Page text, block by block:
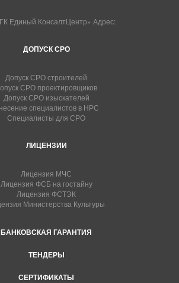
Единый КонсалтЦентр» Адрес:
ДОПУСК СРО
Допуск СРО строителей
СРО проектировщиков
Допуск СРО изыскателей
специалистов в НРС
Специалисты для СРО
ЛИЦЕНЗИИ
Лицензия МЧС
Лицензия ФСБ на гостайну
Лицензия ФСТЭК
Министерства Культуры
БАНКОВСКАЯ ГАРАНТИЯ
ТЕНДЕРЫ
СЕРТИФИКАТЫ